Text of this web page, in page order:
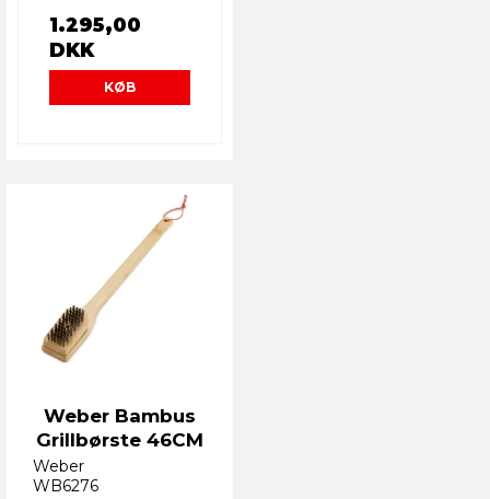
1.295,00
DKK
KØB
Weber Bambus
Grillbørste 46CM
Weber
WB6276